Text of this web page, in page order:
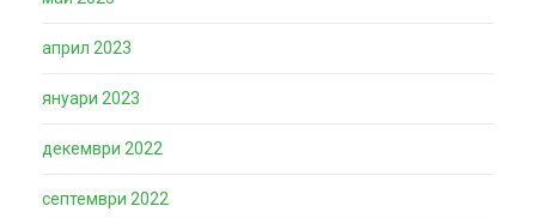
април 2023
януари 2023
декември 2022
септември 2022